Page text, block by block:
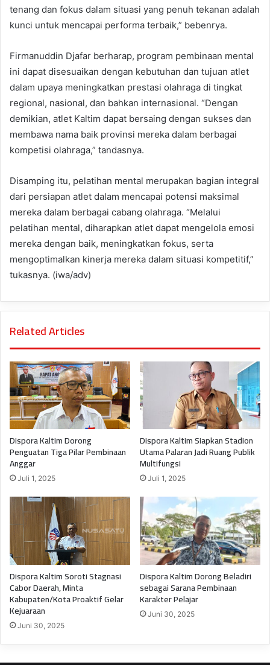
tenang dan fokus dalam situasi yang penuh tekanan adalah
kunci untuk mencapai performa terbaik,” bebenrya.
Firmanuddin Djafar berharap, program pembinaan mental
ini dapat disesuaikan dengan kebutuhan dan tujuan atlet
dalam upaya meningkatkan prestasi olahraga di tingkat
regional, nasional, dan bahkan internasional. “Dengan
demikian, atlet Kaltim dapat bersaing dengan sukses dan
membawa nama baik provinsi mereka dalam berbagai
kompetisi olahraga,” tandasnya.
Disamping itu, pelatihan mental merupakan bagian integral
dari persiapan atlet dalam mencapai potensi maksimal
mereka dalam berbagai cabang olahraga. “Melalui
pelatihan mental, diharapkan atlet dapat mengelola emosi
mereka dengan baik, meningkatkan fokus, serta
mengoptimalkan kinerja mereka dalam situasi kompetitif,”
tukasnya. (iwa/adv)
Related Articles
Dispora Kaltim Dorong
Penguatan Tiga Pilar Pembinaan
Anggar
Juli 1, 2025
Dispora Kaltim Siapkan Stadion
Utama Palaran Jadi Ruang Publik
Multifungsi
Juli 1, 2025
Dispora Kaltim Soroti Stagnasi
Cabor Daerah, Minta
Kabupaten/Kota Proaktif Gelar
Kejuaraan
Juni 30, 2025
Dispora Kaltim Dorong Beladiri
sebagai Sarana Pembinaan
Karakter Pelajar
Juni 30, 2025